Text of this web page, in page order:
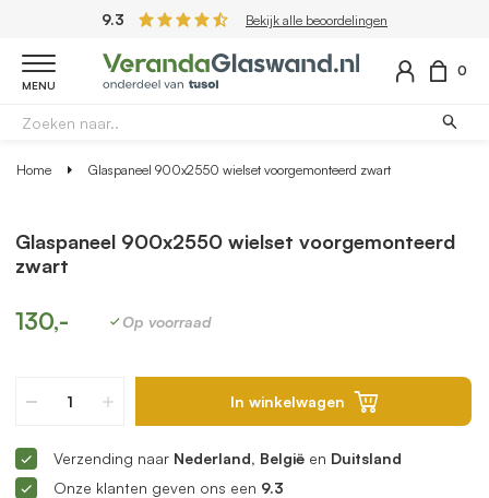
9.3 Bekijk alle beoordelingen
MENU
0
Home Glaspaneel 900x2550 wielset voorgemonteerd zwart
Glaspaneel 900x2550 wielset voorgemonteerd
zwart
130,- Op voorraad
In winkelwagen
Verzending naar Nederland, België en Duitsland
Onze klanten geven ons een 9.3